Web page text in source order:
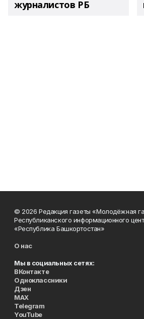
журналистов РБ
© 2026 Редакция газеты «Молодёжная
Республиканского информационного
«Республика Башкортостан»
О нас
Мы в социальных сетях:
ВКонтакте
Одноклассники
Дзен
MAX
Telegram
YouTube